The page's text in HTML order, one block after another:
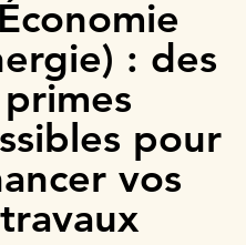
: des
primes
pour
vos
travaux